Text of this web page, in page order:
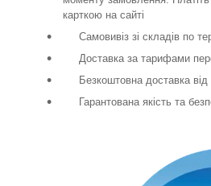
карткою на сайті
Самовивіз зі складів по
Доставка за тарифами
Безкоштовна доставка від
Гарантована якість та